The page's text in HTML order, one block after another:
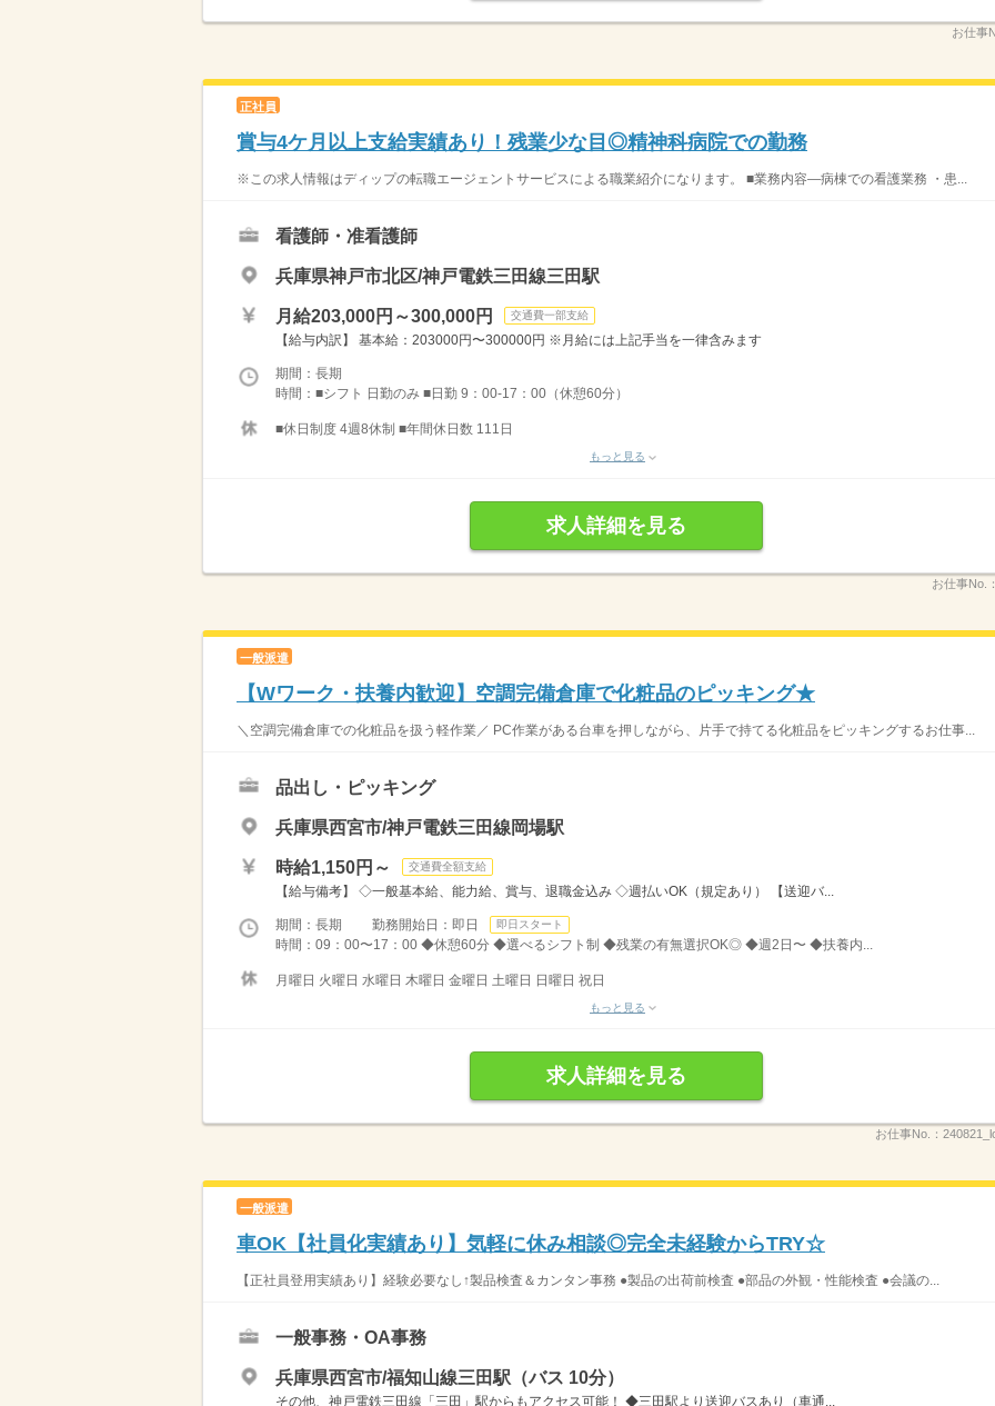
お仕事
正社員
賞与4ケ月以上支給実績あり！残業少な目◎精神科病院での勤務
※この求人情報はディップの転職エージェントサービスによる職業紹介になります。 ■業務内容―病棟での看護業務 ・患...
看護師・准看護師
兵庫県神戸市北区/神戸電鉄三田線三田駅
月給203,000円～300,000円 交通費一部支給
【給与内訳】 基本給：203000円〜300000円 ※月給には上記手当を一律含みます
期間：長期
時間：■シフト 日勤のみ ■日勤 9：00-17：00（休憩60分）
■休日制度 4週8休制 ■年間休日数 111日
もっと見る
求人詳細を見る
お仕事No.：
一般派遣
【Wワーク・扶養内歓迎】空調完備倉庫で化粧品のピッキング★
＼空調完備倉庫での化粧品を扱う軽作業／ PC作業がある台車を押しながら、片手で持てる化粧品をピッキングするお仕事...
品出し・ピッキング
兵庫県西宮市/神戸電鉄三田線岡場駅
時給1,150円～ 交通費全額支給
【給与備考】 ◇一般基本給、能力給、賞与、退職金込み ◇週払いOK（規定あり） 【送迎バ...
期間：長期 勤務開始日：即日 即日スタート
時間：09：00〜17：00 ◆休憩60分 ◆選べるシフト制 ◆残業の有無選択OK◎ ◆週2日〜 ◆扶養内...
月曜日 火曜日 水曜日 木曜日 金曜日 土曜日 日曜日 祝日
もっと見る
求人詳細を見る
お仕事No.：
一般派遣
車OK【社員化実績あり】気軽に休み相談◎完全未経験からTRY☆
【正社員登用実績あり】経験必要なし↑製品検査＆カンタン事務 ●製品の出荷前検査 ●部品の外観・性能検査 ●会議の...
一般事務・OA事務
兵庫県西宮市/福知山線三田駅（バス 10分）
その他、神戸電鉄三田線「三田」駅からもアクセス可能！ ◆三田駅より送迎バスあり（車通...